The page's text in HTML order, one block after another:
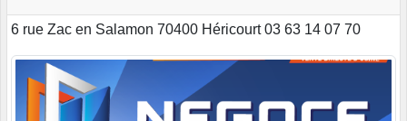
6 rue Zac en Salamon 70400 Héricourt 03 63 14 07 70